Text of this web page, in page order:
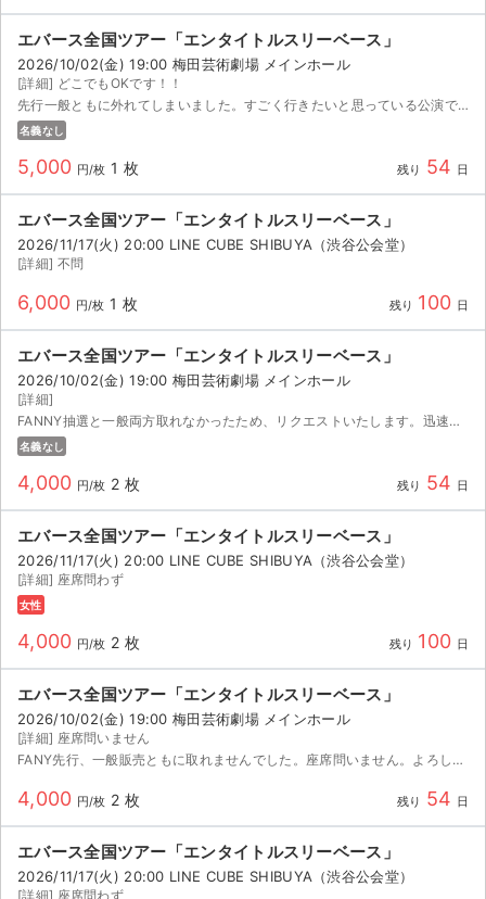
エバース全国ツアー「エンタイトルスリーベース」
2026/10/02(金) 19:00 梅田芸術劇場 メインホール
[詳細] どこでもOKです！！
先行一般ともに外れてしまいました。すごく行きたいと思っている公演です！迅速なお取引をしますのでよろしくお願いいたします。
名義なし
5,000 円/枚 1 枚 残り 54 日
エバース全国ツアー「エンタイトルスリーベース」
2026/11/17(火) 20:00 LINE CUBE SHIBUYA（渋谷公会堂）
[詳細] 不問
6,000 円/枚 1 枚 残り 100 日
エバース全国ツアー「エンタイトルスリーベース」
2026/10/02(金) 19:00 梅田芸術劇場 メインホール
[詳細]
FANNY抽選と一般両方取れなかったため、リクエストいたします。迅速な対応を心がけますので、よろしくお願いいたします
名義なし
4,000 円/枚 2 枚 残り 54 日
エバース全国ツアー「エンタイトルスリーベース」
2026/11/17(火) 20:00 LINE CUBE SHIBUYA（渋谷公会堂）
[詳細] 座席問わず
女性
4,000 円/枚 2 枚 残り 100 日
エバース全国ツアー「エンタイトルスリーベース」
2026/10/02(金) 19:00 梅田芸術劇場 メインホール
[詳細] 座席問いません
FANY先行、一般販売ともに取れませんでした。座席問いません。よろしくお願いいたします。
4,000 円/枚 2 枚 残り 54 日
エバース全国ツアー「エンタイトルスリーベース」
2026/11/17(火) 20:00 LINE CUBE SHIBUYA（渋谷公会堂）
[詳細] 座席問わず